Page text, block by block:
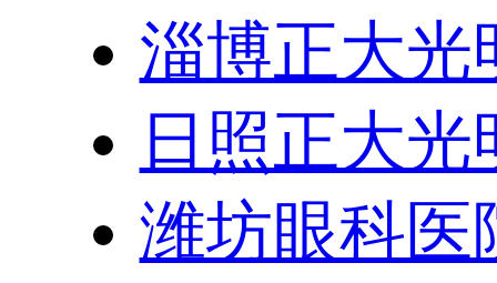
淄博正大光
日照正大
潍坊眼科医